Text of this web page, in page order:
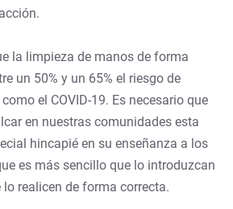
la limpieza de manos de forma
un 50% y un 65% el riesgo de
el COVID-19. Es necesario que
en nuestras comunidades esta
hincapié en su enseñanza a los
es más sencillo que lo introduzcan
realicen de forma correcta.